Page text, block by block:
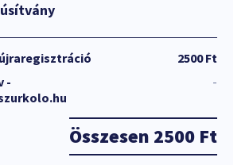
2500 Ft
-
-
Összesen 2500 Ft